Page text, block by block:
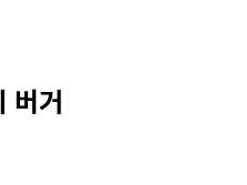
버거